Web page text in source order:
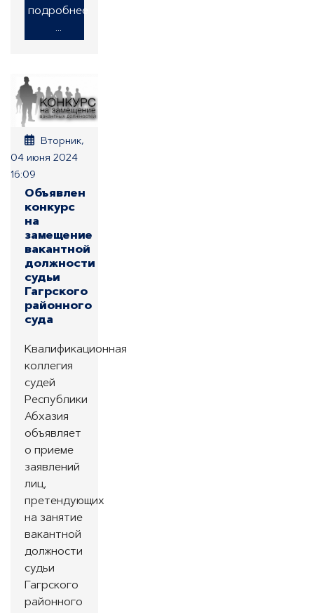
подробнее
...
Вторник,
04 июня 2024
16:09
Объявлен
конкурс
на
замещение
вакантной
должности
судьи
Гагрского
районного
суда
Квалификационная
коллегия
судей
Республики
Абхазия
объявляет
о приеме
заявлений
лиц,
претендующих
на занятие
вакантной
должности
судьи
Гагрского
районного